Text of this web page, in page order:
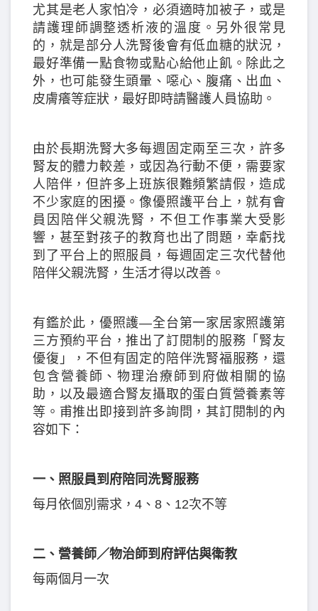
尤其是老人家怕冷，必須適時加被子，或是
請護理師調整透析液的溫度。另外很常見
的，就是部分人洗腎後會有低血糖的狀況，
最好準備一點食物或點心給他止飢。除此之
外，也可能發生頭暈、噁心、腹痛、出血、
皮膚癢等症狀，最好即時請醫護人員協助。
由於長期洗腎大多每週固定兩至三次，許多
腎友的體力較差，或因為行動不便，需要家
人陪伴，但許多上班族很難頻繁請假，造成
不少家庭的困擾。像優照護平台上，就有會
員因陪伴父親洗腎，不但工作事業大受影
響，甚至對孩子的教育也出了問題，幸虧找
到了平台上的照服員，每週固定三次代替他
陪伴父親洗腎，生活才得以改善。
有鑑於此，優照護—全台第一家居家照護第
三方預約平台，推出了訂閱制的服務「腎友
優復」，不但有固定的陪伴洗腎福服務，還
包含營養師、物理治療師到府做相關的協
助，以及最適合腎友攝取的蛋白質營養素等
等。甫推出即接到許多詢問，其訂閱制的內
容如下：
一、照服員到府陪同洗腎服務
每月依個別需求，4、8、12次不等
二、營養師／物治師到府評估與衛教
每兩個月一次